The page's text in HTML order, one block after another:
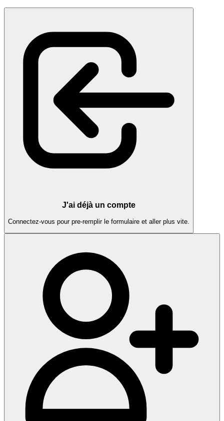
J'ai déjà un compte
Connectez-vous pour pre-remplir le formulaire et aller plus vite.